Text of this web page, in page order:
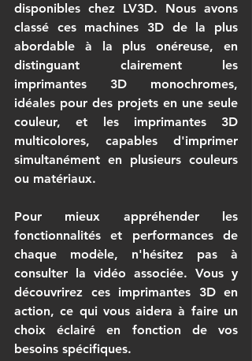
disponibles chez LV3D. Nous avons
classé ces machines 3D de la plus
abordable à la plus onéreuse, en
distinguant clairement les
imprimantes 3D monochromes,
idéales pour des projets en une seule
couleur, et les imprimantes 3D
multicolores, capables d'imprimer
simultanément en plusieurs couleurs
ou matériaux.
Pour mieux appréhender les
fonctionnalités et performances de
chaque modèle, n'hésitez pas à
consulter la vidéo associée. Vous y
découvrirez ces imprimantes 3D en
action, ce qui vous aidera à faire un
choix éclairé en fonction de vos
besoins spécifiques.